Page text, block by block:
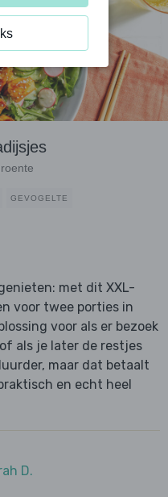
GEVOGELTE
met dit XXL-
voor twee porties in
voor als er bezoek
als je later de restjes
maar dat betaalt
en echt heel
D.